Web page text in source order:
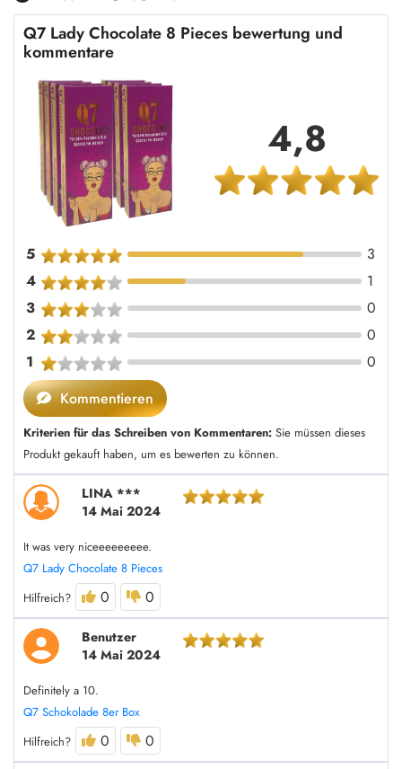
Q7 Lady Chocolate 8 Pieces bewertung und
kommentare
4,8
5
3
4
1
3
0
2
0
1
0
Kommentieren
Kriterien für das Schreiben von Kommentaren: Sie müssen dieses
Produkt gekauft haben, um es bewerten zu können.
LINA ***
14 Mai 2024
It was very niceeeeeeeee.
Q7 Lady Chocolate 8 Pieces
Hilfreich?
0 0
Benutzer
14 Mai 2024
Definitely a 10.
Q7 Schokolade 8er Box
Hilfreich?
0 0